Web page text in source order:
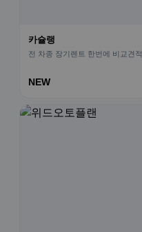
카슐랭
전 차종 장기렌트 한번에 비교견적
NEW